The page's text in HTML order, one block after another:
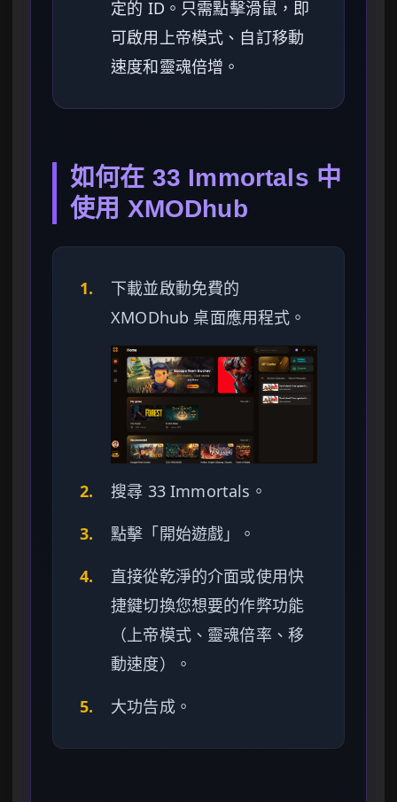
定的 ID。只需點擊滑鼠，即
可啟用上帝模式、自訂移動
速度和靈魂倍增。
如何在 33 Immortals 中
使用 XMODhub
1.
下載並啟動免費的
XMODhub 桌面應用程式。
2.
搜尋 33 Immortals。
3.
點擊「開始遊戲」。
4.
直接從乾淨的介面或使用快
捷鍵切換您想要的作弊功能
（上帝模式、靈魂倍率、移
動速度）。
5.
大功告成。